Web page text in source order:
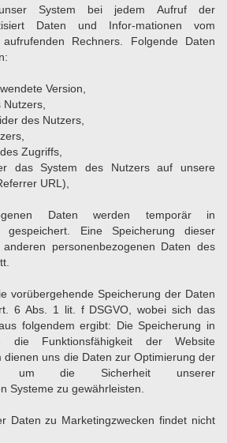
System bei jedem Aufruf der
Daten und Infor-mationen vom
Rechners. Folgende Daten
Version,
des Nutzers,
Zugriffs,
das System des Nutzers auf unsere
URL),
Daten werden temporär in
gespeichert. Eine Speicherung dieser
personenbezogenen Daten des
vorübergehende Speicherung der Daten
6 Abs. 1 lit. f DSGVO, wobei sich das
folgendem ergibt: Die Speicherung in
die Funktionsfähigkeit der Website
dienen uns die Daten zur Optimierung der
um die Sicherheit unserer
Systeme zu gewährleisten.
Daten zu Marketingzwecken findet nicht